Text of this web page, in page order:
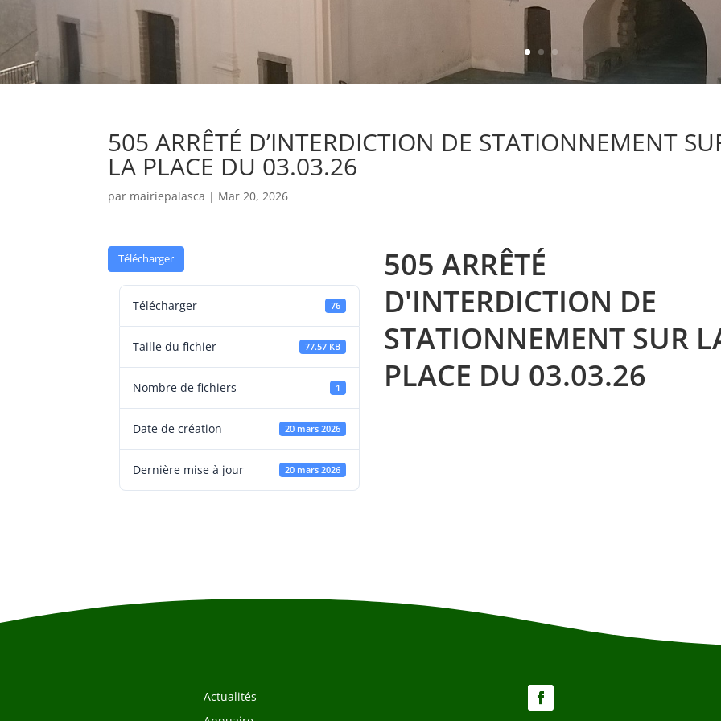
505 ARRÊTÉ D’INTERDICTION DE STATIONNEMENT
LA PLACE DU 03.03.26
par mairiepalasca | Mar 20, 2026
Télécharger
Télécharger 76
Taille du fichier 77.57 KB
Nombre de fichiers 1
Date de création 20 mars 2026
Dernière mise à jour 20 mars 2026
505 ARRÊTÉ
D'INTERDICTION DE
STATIONNEMENT SUR
PLACE DU 03.03.26
Actualités